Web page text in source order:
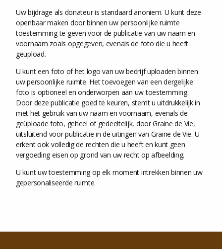
Uw bijdrage als donateur is standaard anoniem. U kunt deze
openbaar maken door binnen uw persoonlijke ruimte
toestemming te geven voor de publicatie van uw naam en
voornaam zoals opgegeven, evenals de foto die u heeft
geüpload.
U kunt een foto of het logo van uw bedrijf uploaden binnen
uw persoonlijke ruimte. Het toevoegen van een dergelijke
foto is optioneel en onderworpen aan uw toestemming.
Door deze publicatie goed te keuren, stemt u uitdrukkelijk in
met het gebruik van uw naam en voornaam, evenals de
geüploade foto, geheel of gedeeltelijk, door Graine de Vie,
uitsluitend voor publicatie in de uitingen van Graine de Vie. U
erkent ook volledig de rechten die u heeft en kunt geen
vergoeding eisen op grond van uw recht op afbeelding.
U kunt uw toestemming op elk moment intrekken binnen uw
gepersonaliseerde ruimte.